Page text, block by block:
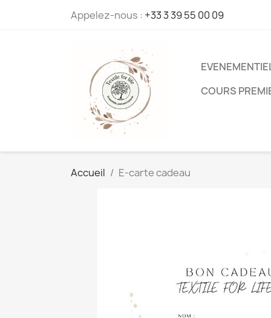
Appelez-nous : +33 3 39 55 00 09
COURS
Accueil E-carte cadeau